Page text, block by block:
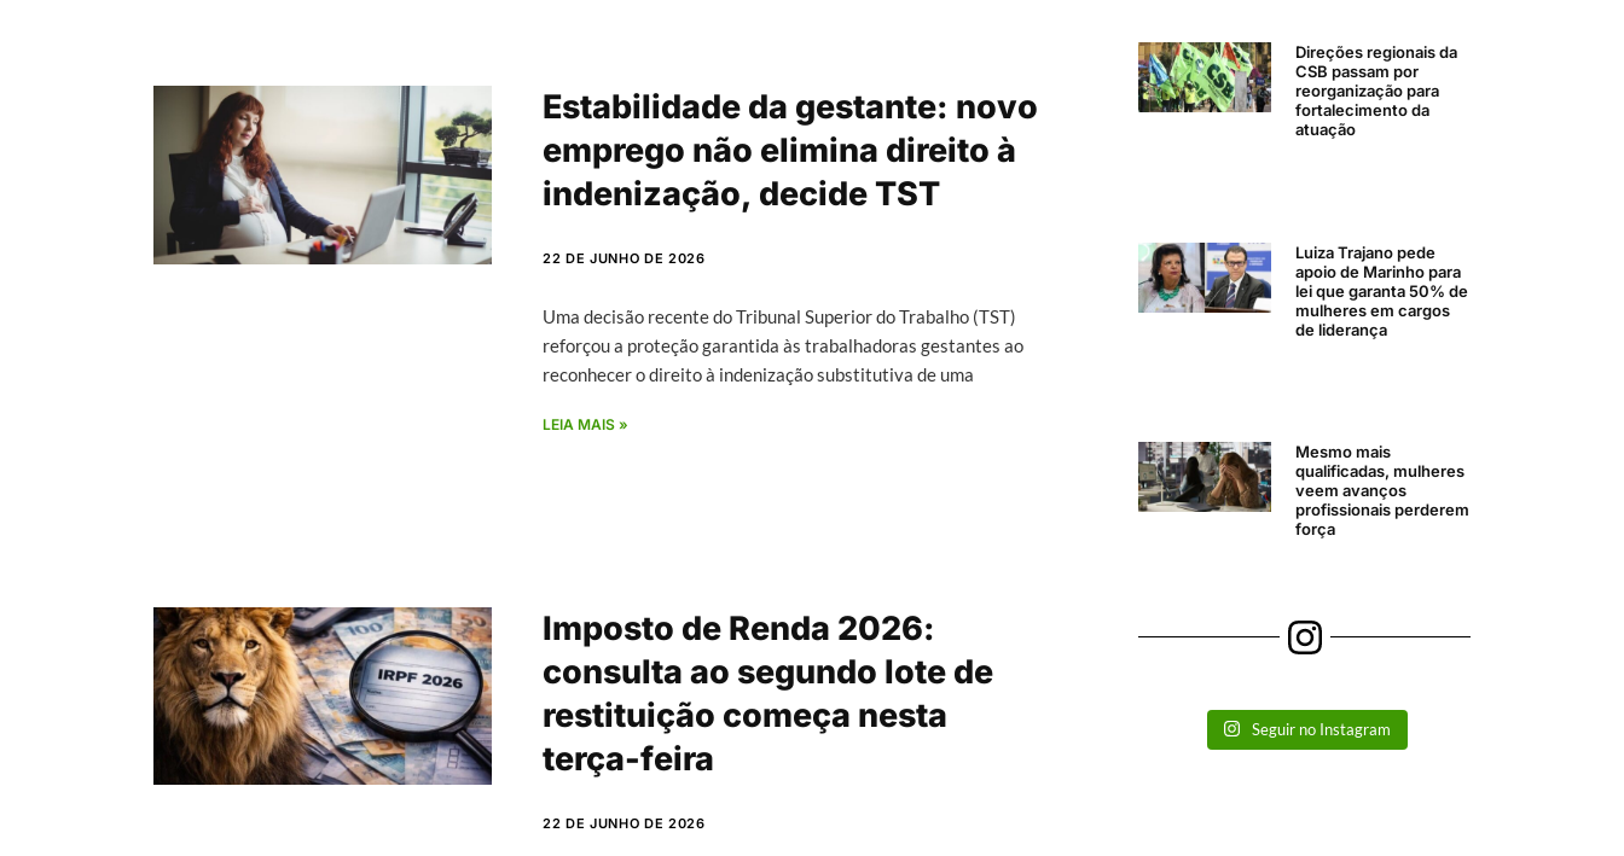
Estabilidade da gestante: novo
emprego não elimina direito à
indenização, decide TST
22 DE JUNHO DE 2026
Uma decisão recente do Tribunal Superior do Trabalho (TST)
reforçou a proteção garantida às trabalhadoras gestantes ao
reconhecer o direito à indenização substitutiva de uma
LEIA MAIS »
Imposto de Renda 2026:
consulta ao segundo lote de
restituição começa nesta
terça-feira
22 DE JUNHO DE 2026
Direções regionais da
CSB passam por
reorganização para
fortalecimento da
atuação
Luiza Trajano pede
apoio de Marinho para
lei que garanta 50% de
mulheres em cargos
de liderança
Mesmo mais
qualificadas, mulheres
veem avanços
profissionais perderem
força
Seguir no Instagram